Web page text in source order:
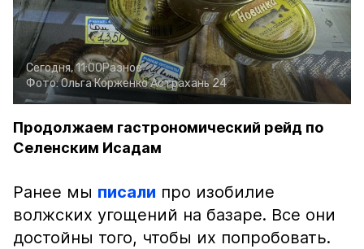
Сегодня, 11:00Разное
Фото:Ольга КорженкоАстрахань 24
Продолжаем гастрономический рейд по
Селенским Исадам
Ранее мы писали про изобилие
волжских угощений на базаре. Все они
достойны того, чтобы их попробовать.